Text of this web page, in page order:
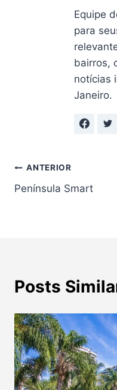
Equipe
para
bairros,
notícias
Janeiro.
Navegação
de
ANTERIOR
Península Smart
Posts